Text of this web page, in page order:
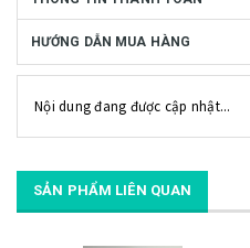
HƯỚNG DẪN MUA HÀNG
Nội dung đang được cập nhật...
SẢN PHẨM LIÊN QUAN